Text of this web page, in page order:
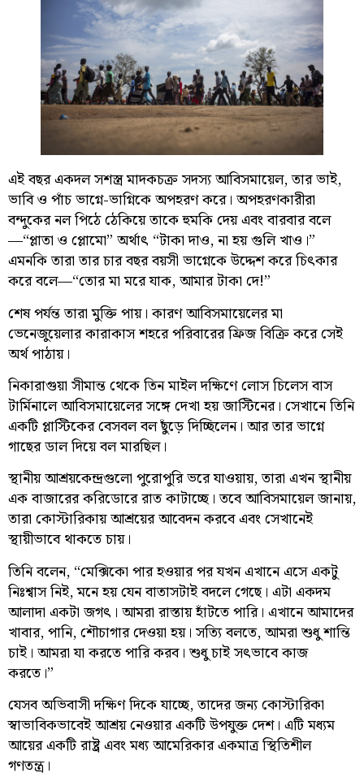
এই বছর একদল সশস্ত্র মাদকচক্র সদস্য আবিসমায়েল, তার ভাই,
ভাবি ও পাঁচ ভাগ্নে-ভাগ্নিকে অপহরণ করে। অপহরণকারীরা
বন্দুকের নল পিঠে ঠেকিয়ে তাকে হুমকি দেয় এবং বারবার বলে
—“প্লাতা ও প্লোমো” অর্থাৎ “টাকা দাও, না হয় গুলি খাও।”
এমনকি তারা তার চার বছর বয়সী ভাগ্নেকে উদ্দেশ করে চিৎকার
করে বলে—“তোর মা মরে যাক, আমার টাকা দে!”
শেষ পর্যন্ত তারা মুক্তি পায়। কারণ আবিসমায়েলের মা
ভেনেজুয়েলার কারাকাস শহরে পরিবারের ফ্রিজ বিক্রি করে সেই
অর্থ পাঠায়।
নিকারাগুয়া সীমান্ত থেকে তিন মাইল দক্ষিণে লোস চিলেস বাস
টার্মিনালে আবিসমায়েলের সঙ্গে দেখা হয় জাস্টিনের। সেখানে তিনি
একটি প্লাস্টিকের বেসবল বল ছুঁড়ে দিচ্ছিলেন। আর তার ভাগ্নে
গাছের ডাল দিয়ে বল মারছিল।
স্থানীয় আশ্রয়কেন্দ্রগুলো পুরোপুরি ভরে যাওয়ায়, তারা এখন স্থানীয়
এক বাজারের করিডোরে রাত কাটাচ্ছে। তবে আবিসমায়েল জানায়,
তারা কোস্টারিকায় আশ্রয়ের আবেদন করবে এবং সেখানেই
স্থায়ীভাবে থাকতে চায়।
তিনি বলেন, “মেক্সিকো পার হওয়ার পর যখন এখানে এসে একটু
নিঃশ্বাস নিই, মনে হয় যেন বাতাসটাই বদলে গেছে। এটা একদম
আলাদা একটা জগৎ। আমরা রাস্তায় হাঁটতে পারি। এখানে আমাদের
খাবার, পানি, শৌচাগার দেওয়া হয়। সত্যি বলতে, আমরা শুধু শান্তি
চাই। আমরা যা করতে পারি করব। শুধু চাই সৎভাবে কাজ
করতে।”
যেসব অভিবাসী দক্ষিণ দিকে যাচ্ছে, তাদের জন্য কোস্টারিকা
স্বাভাবিকভাবেই আশ্রয় নেওয়ার একটি উপযুক্ত দেশ। এটি মধ্যম
আয়ের একটি রাষ্ট্র এবং মধ্য আমেরিকার একমাত্র স্থিতিশীল
গণতন্ত্র।